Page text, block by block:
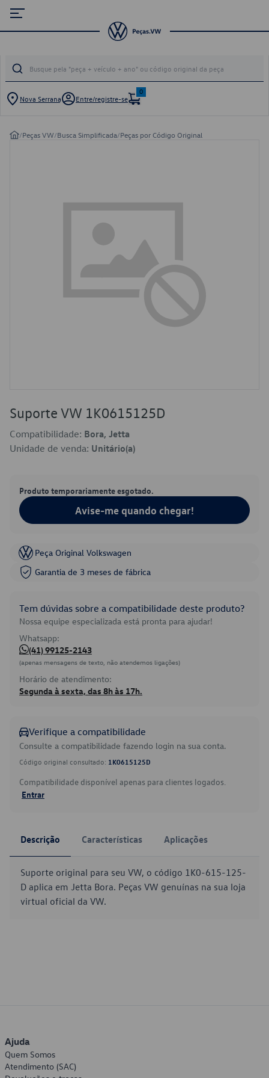
Nova Serrana Entre/registre-se
0
/Peças VW/Busca Simplificada/Peças por Código Original
Suporte VW 1K0615125D
Compatibilidade: Bora, Jetta
Unidade de venda: Unitário(a)
Produto temporariamente esgotado.
Avise-me quando chegar!
Peça Original Volkswagen
Garantia de 3 meses de fábrica
Tem dúvidas sobre a compatibilidade deste produto?
Nossa equipe especializada está pronta para ajudar!
Whatsapp:
(41) 99125-2143
(apenas mensagens de texto, não atendemos ligações)
Horário de atendimento:
Segunda à sexta, das 8h às 17h.
Verifique a compatibilidade
Consulte a compatibilidade fazendo login na sua conta.
Código original consultado: 1K0615125D
Compatibilidade disponível apenas para clientes logados.
Entrar
Descrição Características Aplicações
Suporte original para seu VW, o código 1K0-615-125-
D aplica em Jetta Bora. Peças VW genuínas na sua loja
virtual oficial da VW.
Ajuda
Quem Somos
Atendimento (SAC)